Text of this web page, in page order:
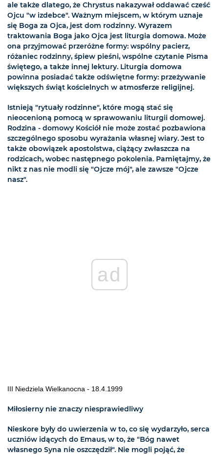
ale także dlatego, że Chrystus nakazywał oddawać cześć
Ojcu "w izdebce". Ważnym miejscem, w którym uznaje
się Boga za Ojca, jest dom rodzinny. Wyrazem
traktowania Boga jako Ojca jest liturgia domowa. Może
ona przyjmować przeróżne formy: wspólny pacierz,
różaniec rodzinny, śpiew pieśni, wspólne czytanie Pisma
świętego, a także innej lektury. Liturgia domowa
powinna posiadać także odświętne formy: przeżywanie
większych świąt kościelnych w atmosferze religijnej.
Istnieją "rytuały rodzinne", które mogą stać się
nieocenioną pomocą w sprawowaniu liturgii domowej.
Rodzina - domowy Kościół nie może zostać pozbawiona
szczególnego sposobu wyrażania własnej wiary. Jest to
także obowiązek apostolstwa, ciążący zwłaszcza na
rodzicach, wobec następnego pokolenia. Pamiętajmy, że
nikt z nas nie modli się "Ojcze mój", ale zawsze "Ojcze
nasz".
ad
III Niedziela Wielkanocna - 18.4.1999
Miłosierny nie znaczy niesprawiedliwy
Nieskore były do uwierzenia w to, co się wydarzyło, serca
uczniów idących do Emaus, w to, że "Bóg nawet
własnego Syna nie oszczędził". Nie mogli pojąć, że